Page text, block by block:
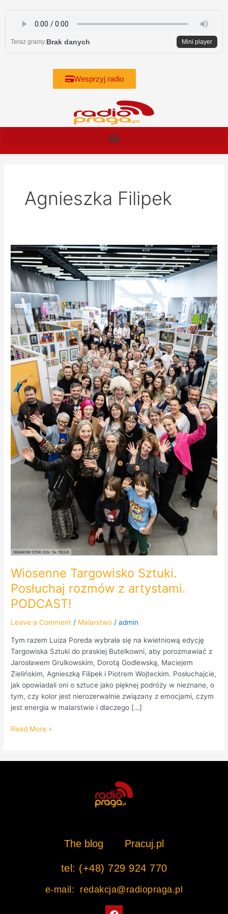
content
Teraz gramy:Brak danych Mini player
Wesprzyj radio
Agnieszka Filipek
Wiosenne Targowisko Sztuki.
Posłuchaj rozmów z artystami.
PODCAST!
Leave a Comment / Malarstwo /admin
Tym razem Luiza Poreda wybrała się na kwietniową edycję
Targowiska Sztuki do praskiej Butelkowni, aby porozmawiać z
Jarosławem Grulkowskim, Dorotą Godlewską, Maciejem
Zielińskim, Agnieszką Filipek i Piotrem Wojteckim. Posłuchajcie,
jak opowiadali oni o sztuce jako pięknej podróży w nieznane, o
tym, czy kolor jest nierozerwalnie związany z emocjami, czym
jest energia w malarstwie i dlaczego […]
Wiosenne
Targowisko
Sztuki.
Posłuchaj
rozmów
artystami.
PODCAST!
Read More »
The blog Pracuj.pl
tel: (+48) 729 924 770
e-mail: redakcja@radiopraga.pl
F